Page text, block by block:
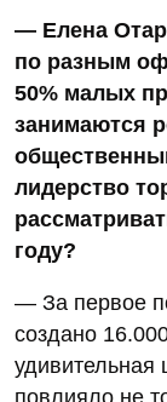
— Елена
по разным
50% малых
занимаются
лидерство
году?
— За первое
создано
удивительная
повлияло не